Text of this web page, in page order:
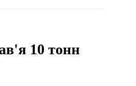
10 тонн